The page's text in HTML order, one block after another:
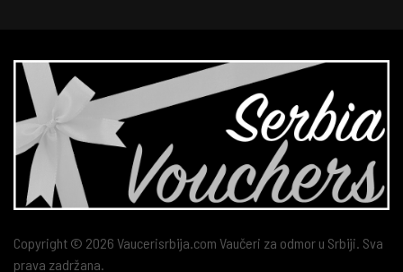
Copyright © 2026 Vaucerisrbija.com Vaučeri za odmor u Srbiji. Sva
prava zadržana.